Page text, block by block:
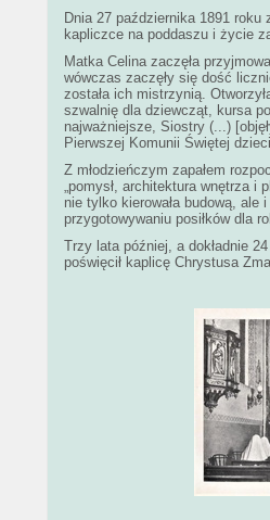
Dnia 27 października 1891
kapliczce na poddaszu i życie
Matka Celina zaczęła
wówczas zaczęły się dość
została ich mistrzynią.
szwalnię dla dziewcząt, kursa
najważniejsze, Siostry (...)
Pierwszej Komunii Świętej
Z młodzieńczym zapałem
„pomysł, architektura wnętrza i
nie tylko kierowała budową, ale
przygotowywaniu posiłków dla
Trzy lata później, a dokładnie
poświęcił kaplicę Chrystusa